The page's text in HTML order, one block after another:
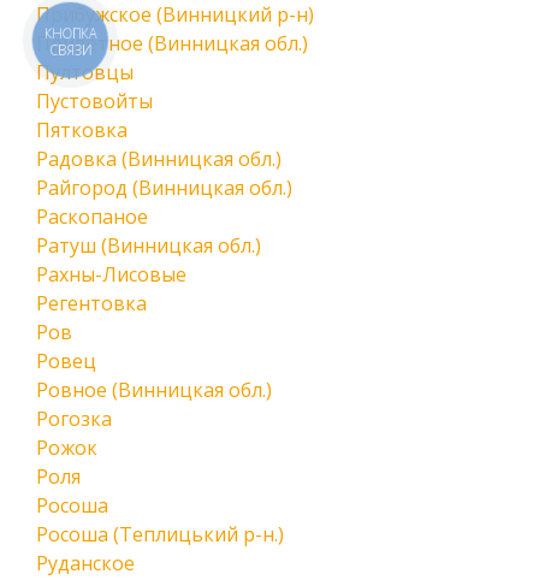
Прибужское (Винницкий р-н)
Приветное (Винницкая обл.)
Пултовцы
Пустовойты
Пятковка
Радовка (Винницкая обл.)
Райгород (Винницкая обл.)
Раскопаное
Ратуш (Винницкая обл.)
Рахны-Лисовые
Регентовка
Ров
Ровец
Ровное (Винницкая обл.)
Рогозка
Рожок
Роля
Росоша
Росоша (Теплицький р-н.)
Руданское
КНОПКА
СВЯЗИ